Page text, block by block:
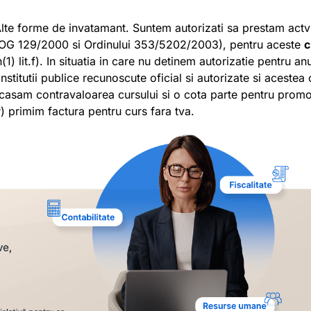
forme de invatamant. Suntem autorizati sa prestam
129/2000 si Ordinului 353/5202/2003), pentru aceste
lit.f). In situatia in care nu detinem autorizatie pentru
publice recunoscute oficial si autorizate si acestea
contravaloarea cursului si o cota parte pentru
primim factura pentru curs fara tva.